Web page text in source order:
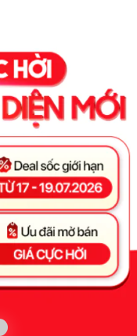
Osmo Pocket 4
Loa Marshall